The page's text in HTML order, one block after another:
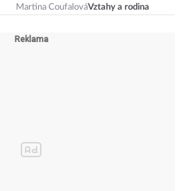
Martina CoufalováVztahy a rodina